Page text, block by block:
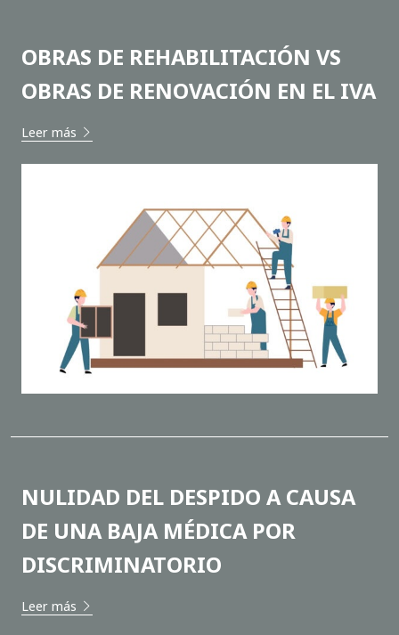
OBRAS DE REHABILITACIÓN VS
OBRAS DE RENOVACIÓN EN EL IVA
Leer más
NULIDAD DEL DESPIDO A CAUSA
DE UNA BAJA MÉDICA POR
DISCRIMINATORIO
Leer más